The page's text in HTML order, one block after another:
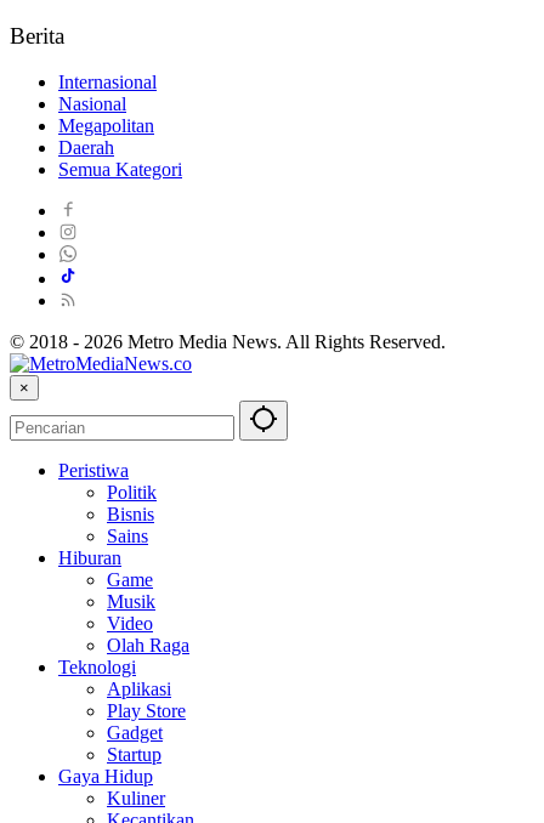
Berita
Internasional
Nasional
Megapolitan
Daerah
Semua Kategori
© 2018 - 2026 Metro Media News. All Rights Reserved.
×
Peristiwa
Politik
Bisnis
Sains
Hiburan
Game
Musik
Video
Olah Raga
Teknologi
Aplikasi
Play Store
Gadget
Startup
Gaya Hidup
Kuliner